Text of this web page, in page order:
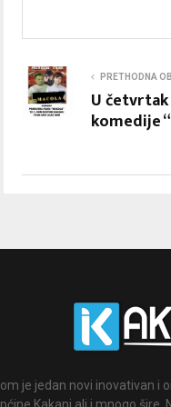
PRETHODNA
U
komedije
je jedan novi inovativan i
Kakanj ali i mnogo